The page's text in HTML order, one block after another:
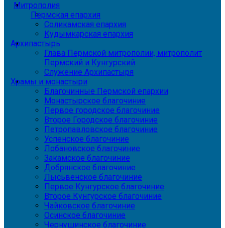
Митрополия
Пермская епархия
Соликамская епархия
Кудымкарская епархия
Архипастырь
Глава Пермской митрополии, митрополит
Пермский и Кунгурский
Служение Архипастыря
Храмы и монастыри
Благочинные Пермской епархии
Монастырское благочиние
Первое городское благочиние
Второе Городское благочиние
Петропавловское благочиние
Успенское благочиние
Лобановское благочиние
Закамское благочиние
Добрянское благочиние
Лысьвенское благочиние
Первое Кунгурское благочиние
Второе Кунгурское благочиние
Чайковское благочиние
Осинское благочиние
Чернушинское благочиние